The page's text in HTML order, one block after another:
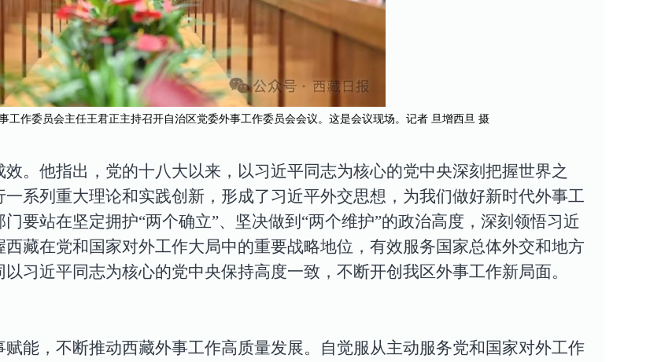
工作委员会主任王君正主持召开自治区党委外事工作委员会会议。这是会议现场。记者 旦增西旦 摄
。他指出， 党的十八大以来， 以习近平同志为核心的党中央深刻把握世界之
系列重大理论和实践创新，形成了习近平外交思想，为我们做好新时代外事工
门要站在坚定拥护“两个确立”、坚决做到“两个维护”的政治高度，深刻领悟习近
藏在党和国家对外工作大局中的重要战略地位，有效服务国家总体外交和地方
习近平同志为核心的党中央保持高度一致，不断开创我区外事工作新局面。
能，不断推动西藏外事工作高质量发展。
自觉服从主动服务党和国家对外工作